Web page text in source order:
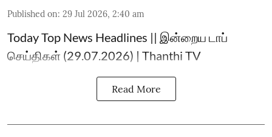
Published on: 29 Jul 2026, 2:40 am
Today Top News Headlines || இன்றைய டாப்
செய்திகள் (29.07.2026) | Thanthi TV
Read More